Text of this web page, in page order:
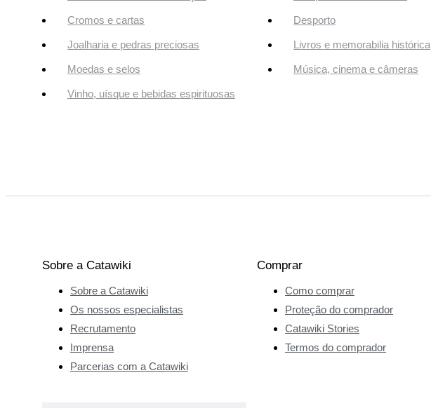
Cromos e cartas Desporto
Joalharia e pedras preciosas Livros e memorabilia histórica
Moedas e selos Música, cinema e câmeras
Vinho, uísque e bebidas espirituosas
Sobre a Catawiki
Sobre a Catawiki
Os nossos especialistas
Recrutamento
Imprensa
Parcerias com a Catawiki
Comprar
Como comprar
Proteção do comprador
Catawiki Stories
Termos do comprador